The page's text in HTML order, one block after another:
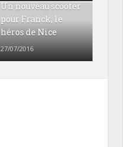
Un nouveau scooter
pour Franck, le
héros de Nice
27/07/2016